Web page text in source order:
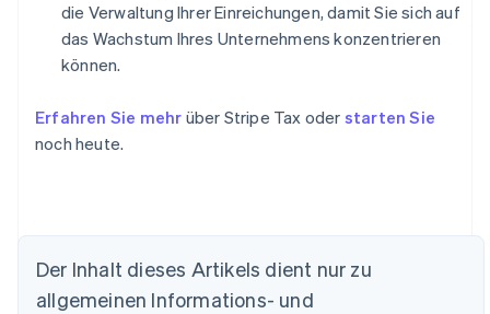
die Verwaltung Ihrer Einreichungen, damit Sie sich auf
das Wachstum Ihres Unternehmens konzentrieren
können.
Erfahren Sie mehr über Stripe Tax oder starten Sie
noch heute.
Der Inhalt dieses Artikels dient nur zu
allgemeinen Informations- und